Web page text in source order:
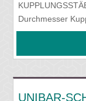
Durchmesser
UNIBAR-